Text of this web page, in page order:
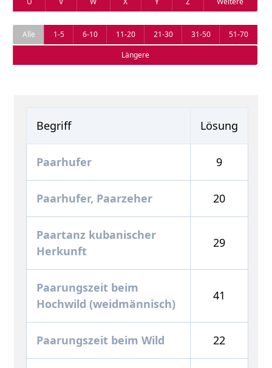
Alle 1-5 6-10 11-20 21-30 31-50
51-70
Längere
Begriff Lösung
Paarhufer 9
Paarhufer, Paarzeher 20
Paartanz kubanischer
Herkunft
29
Paarungszeit beim
Hochwild (weidmännisch)
41
Paarungszeit beim Wild 22